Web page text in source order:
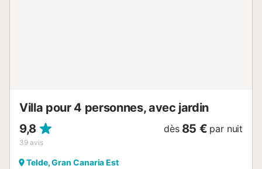
Villa pour 4 personnes, avec jardin
9,8
39 avis
dès 85 € par nuit
Telde, Gran Canaria Est